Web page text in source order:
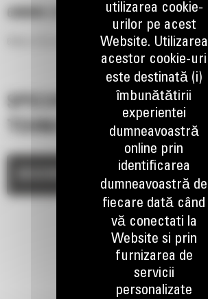
696MM (27IN) RIPPER
SPECIFICATII
TEHNICE
utilizarea cookie-
urilor pe acest
Website. Utilizarea
acestor cookie-uri
este destinată (i)
îmbunătătirii
experientei
dumneavoastră
online prin
identificarea
dumneavoastră de
fiecare dată când
vă conectati la
Website si prin
furnizarea de
servicii
personalizate